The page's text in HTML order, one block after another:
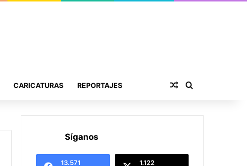
CARICATURAS REPORTAJES Publicación al
Síganos
13.571 1.122